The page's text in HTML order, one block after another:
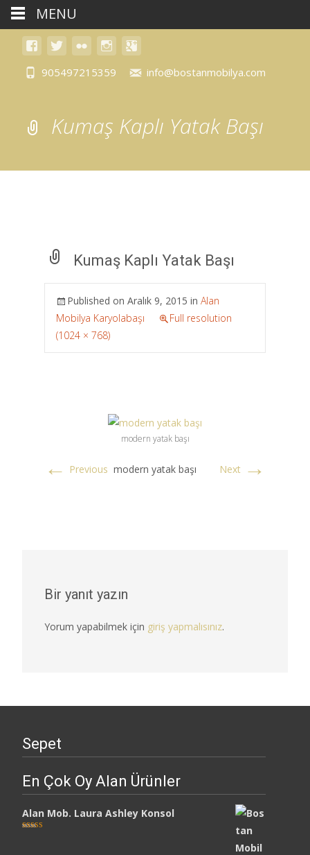
905497215359 info@bostanmobilya.com
Kumaş Kaplı Yatak Başı
Kumaş Kaplı Yatak Başı
Published on Aralık 9, 2015 in Alan
Mobilya Karyolabaşı
Full resolution
(1024 × 768)
← Previous Next →
modern yatak başı
modern yatak başı
Bir yanıt yazın
Yorum yapabilmek için giriş yapmalısınız.
Sepet
En Çok Oy Alan Ürünler
Alan Mob. Laura Ashley Konsol
MENU